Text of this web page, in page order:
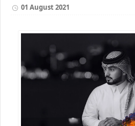
01 August 2021